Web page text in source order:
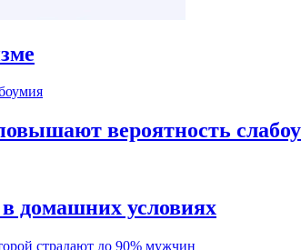
вероятность
домашних условиях